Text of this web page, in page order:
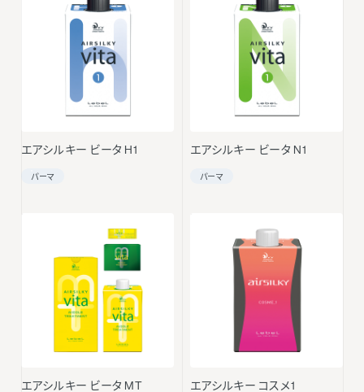
エアシルキー ビータ H1
パーマ
エアシルキー ビータ N1
パーマ
エアシルキー ビータ MT エアシルキー コスメ1